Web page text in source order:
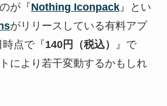
が『Nothing Iconpack』とい
がリリースしている有料アプ
時点で『140円（税込）
』で
により若干変動するかもしれ